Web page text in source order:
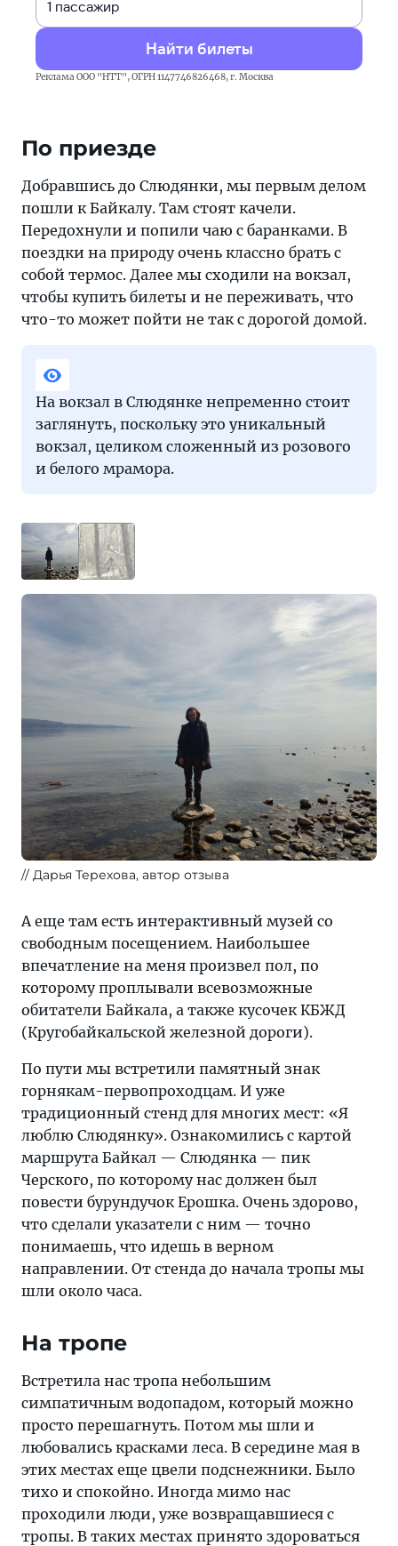
Найти билеты
Реклама ООО "НТТ", ОГРН 1147746826468, г. Москва
По приезде
Добравшись до Слюдянки, мы первым делом
пошли к Байкалу. Там стоят качели.
Передохнули и попили чаю с баранками. В
поездки на природу очень классно брать с
собой термос. Далее мы сходили на вокзал,
чтобы купить билеты и не переживать, что
что-то может пойти не так с дорогой домой.
На вокзал в Слюдянке непременно стоит
заглянуть, поскольку это уникальный
вокзал, целиком сложенный из розового
и белого мрамора.
Дарья Терехова, автор отзыва
А еще там есть интерактивный музей со
свободным посещением. Наибольшее
впечатление на меня произвел пол, по
которому проплывали всевозможные
обитатели Байкала, а также кусочек КБЖД
(Кругобайкальской железной дороги).
По пути мы встретили памятный знак
горнякам-первопроходцам. И уже
традиционный стенд для многих мест: «Я
люблю Слюдянку». Ознакомились с картой
маршрута Байкал — Слюдянка — пик
Черского, по которому нас должен был
повести бурундучок Ерошка. Очень здорово,
что сделали указатели с ним — точно
понимаешь, что идешь в верном
направлении. От стенда до начала тропы мы
шли около часа.
На тропе
Встретила нас тропа небольшим
симпатичным водопадом, который можно
просто перешагнуть. Потом мы шли и
любовались красками леса. В середине мая в
этих местах еще цвели подснежники. Было
тихо и спокойно. Иногда мимо нас
проходили люди, уже возвращавшиеся с
тропы. В таких местах принято здороваться